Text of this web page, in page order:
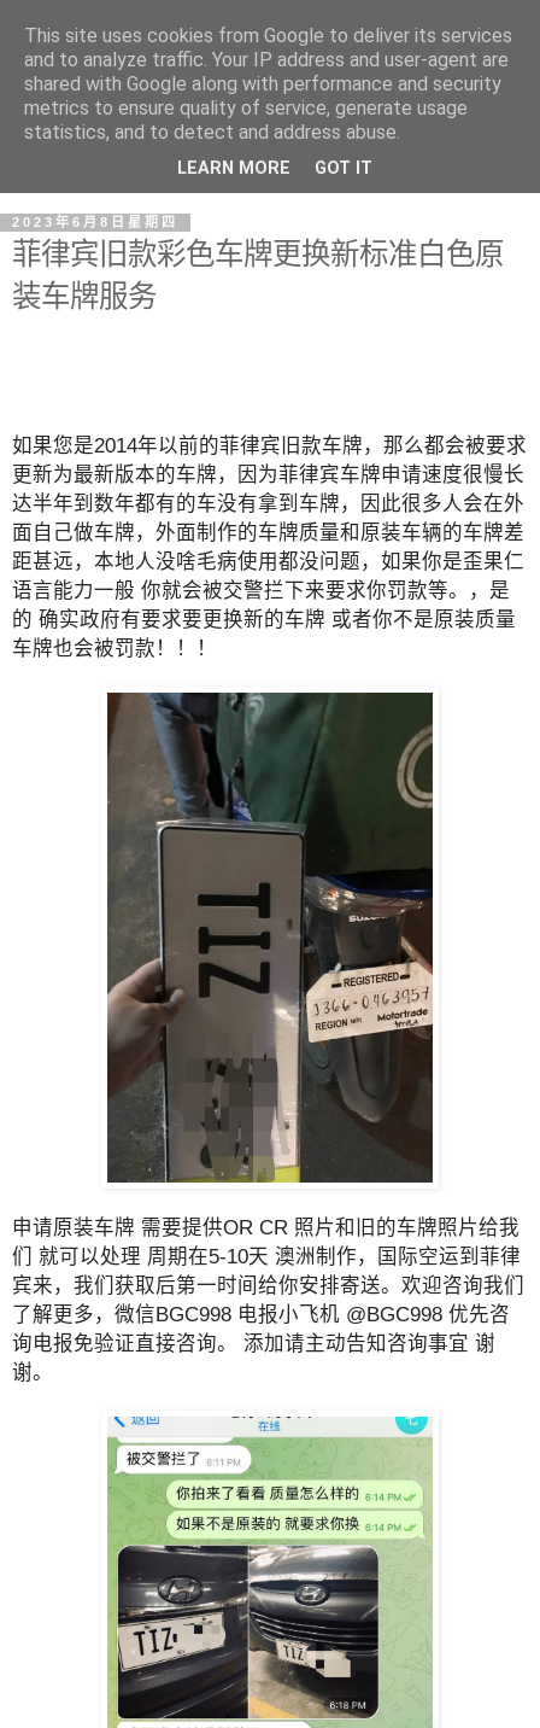
2023年6月8日星期四
菲律宾旧款彩色车牌更换新标准白色原
装车牌服务
如果您是2014年以前的菲律宾旧款车牌，那么都会被要求
更新为最新版本的车牌，因为菲律宾车牌申请速度很慢长
达半年到数年都有的车没有拿到车牌，因此很多人会在外
面自己做车牌，外面制作的车牌质量和原装车辆的车牌差
距甚远，本地人没啥毛病使用都没问题，如果你是歪果仁
语言能力一般 你就会被交警拦下来要求你罚款等。，是
的 确实政府有要求要更换新的车牌 或者你不是原装质量
车牌也会被罚款！！！
申请原装车牌 需要提供OR CR 照片和旧的车牌照片给我
们 就可以处理 周期在5-10天 澳洲制作，国际空运到菲律
宾来，我们获取后第一时间给你安排寄送。欢迎咨询我们
了解更多，微信BGC998 电报小飞机 @BGC998 优先咨
询电报免验证直接咨询。 添加请主动告知咨询事宜 谢
谢。
This site uses cookies from Google to deliver its services
and to analyze traffic. Your IP address and user-agent are
shared with Google along with performance and security
metrics to ensure quality of service, generate usage
statistics, and to detect and address abuse.
LEARN MORE GOT IT